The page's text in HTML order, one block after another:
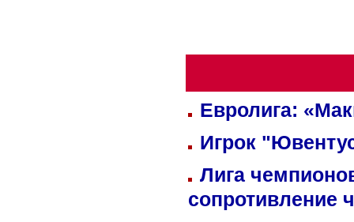
Евролига:
Игрок
Лига
сопротивление